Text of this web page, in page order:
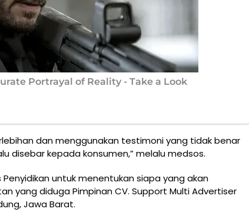
dan menggunakan testimoni yang tidak benar
disebar kepada konsumen,” melalu medsos.
untuk menentukan siapa yang akan
yang diduga Pimpinan CV. Support Multi Advertiser
Jawa Barat.